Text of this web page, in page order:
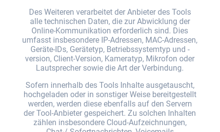
Des Weiteren verarbeitet der Anbieter des Tools
alle technischen Daten, die zur Abwicklung der
Online-Kommunikation erforderlich sind. Dies
umfasst insbesondere IP-Adressen, MAC-Adressen,
Geräte-IDs, Gerätetyp, Betriebssystemtyp und -
version, Client-Version, Kameratyp, Mikrofon oder
Lautsprecher sowie die Art der Verbindung.
Sofern innerhalb des Tools Inhalte ausgetauscht,
hochgeladen oder in sonstiger Weise bereitgestellt
werden, werden diese ebenfalls auf den Servern
der Tool-Anbieter gespeichert. Zu solchen Inhalten
zählen insbesondere Cloud-Aufzeichnungen,